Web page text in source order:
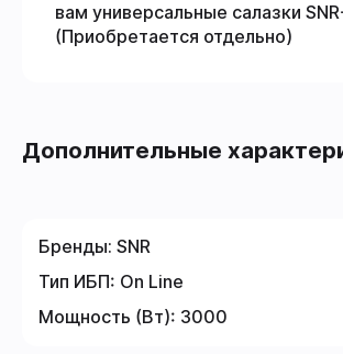
вам универсальные салазки
(Приобретается отдельно)
Дополнительные
Бренды: SNR
Тип ИБП: On Line
Мощность (Вт): 3000